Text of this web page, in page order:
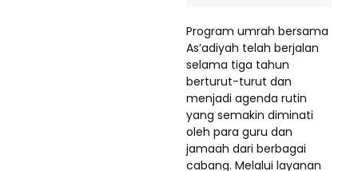
Program umrah bersama
As’adiyah telah berjalan
selama tiga tahun
berturut-turut dan
menjadi agenda rutin
yang semakin diminati
oleh para guru dan
jamaah dari berbagai
cabang. Melalui layanan